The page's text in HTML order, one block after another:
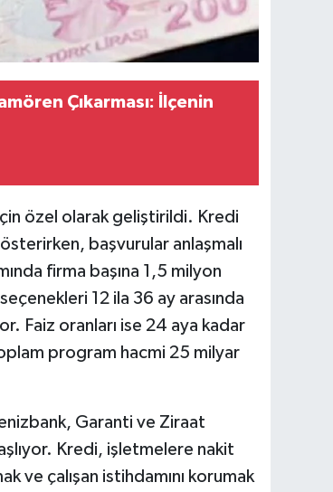
Çıkarması: İlçenin
özel olarak geliştirildi. Kredi
başvurular anlaşmalı
firma başına 1,5 milyon
12 ila 36 ay arasında
Faiz oranları ise 24 aya kadar
program hacmi 25 milyar
Garanti ve Ziraat
Kredi, işletmelere nakit
ve çalışan istihdamını korumak